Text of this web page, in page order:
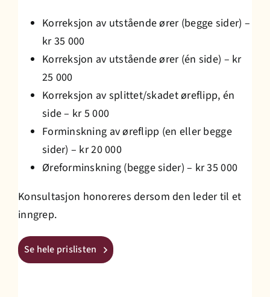
Korreksjon av utstående ører (begge sider) –
kr 35 000
Korreksjon av utstående ører (én side) – kr
25 000
Korreksjon av splittet/skadet øreflipp, én
side – kr 5 000
Forminskning av øreflipp (en eller begge
sider) – kr 20 000
Øreforminskning (begge sider) – kr 35 000
Konsultasjon honoreres dersom den leder til et
inngrep.
Se hele prislisten